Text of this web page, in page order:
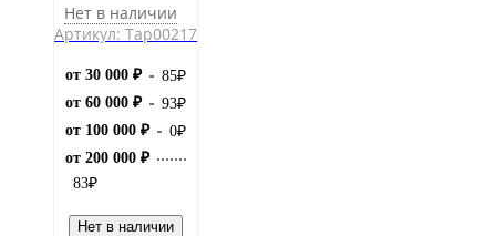
Нет в наличии
Артикул: Тар00217
от 30 000 ₽ 85₽
от 60 000 ₽
93₽
от 100 000 ₽
0₽
от 200 000 ₽
83₽
Нет в наличии